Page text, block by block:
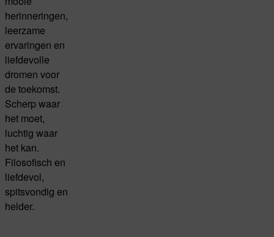
herinneringen,
leerzame
ervaringen en
liefdevolle
dromen voor
de toekomst.
Scherp waar
het moet,
luchtig waar
het kan.
Filosofisch en
liefdevol,
spitsvondig en
helder.